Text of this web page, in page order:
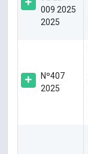
009 2025
2025
Nº407
2025